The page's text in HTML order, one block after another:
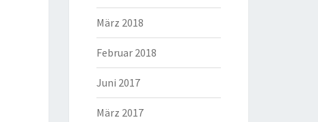
März 2018
Februar 2018
Juni 2017
März 2017